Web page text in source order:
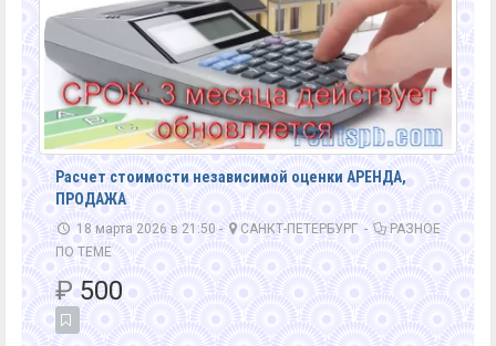
Расчет стоимости независимой оценки АРЕНДА,
ПРОДАЖА
18 марта 2026 в 21:50 - САНКТ-ПЕТЕРБУРГ -
РАЗНОЕ
ПО ТЕМЕ
₽ 500